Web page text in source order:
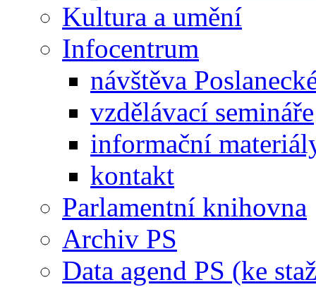
Kultura a umění
Infocentrum
návštěva
vzdělávací semináře
informační
kontakt
Parlamentní knihovna
Archiv PS
Data agend PS (ke